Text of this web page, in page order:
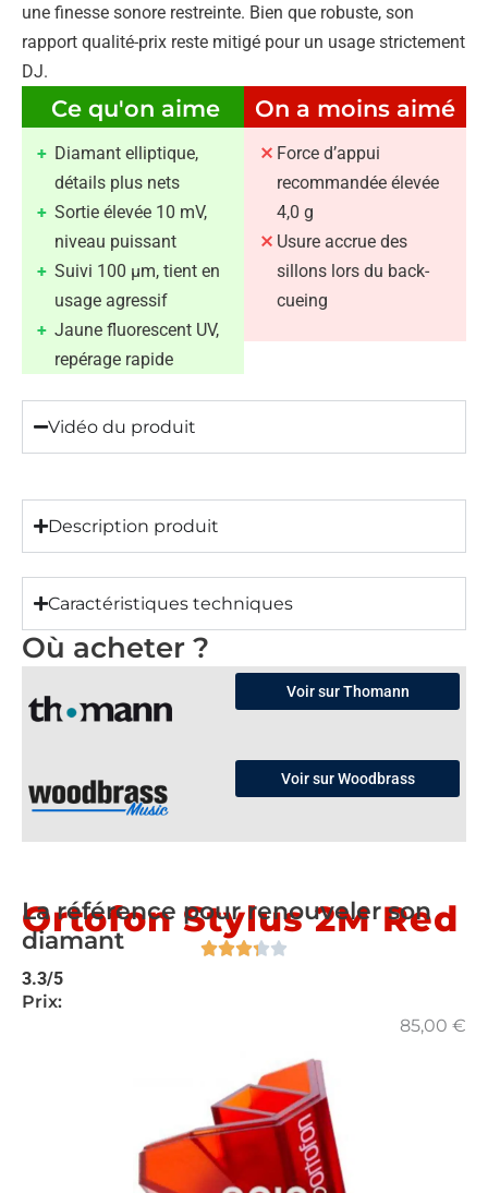
une finesse sonore restreinte. Bien que robuste, son
rapport qualité-prix reste mitigé pour un usage strictement
DJ.
Ce qu'on aime
Diamant elliptique,
détails plus nets
Sortie élevée 10 mV,
niveau puissant
Suivi 100 µm, tient en
usage agressif
Jaune fluorescent UV,
repérage rapide
On a moins aimé
Force d’appui
recommandée élevée
4,0 g
Usure accrue des
sillons lors du back-
cueing
Vidéo du produit
Description produit
Caractéristiques techniques
Où acheter ?
Voir sur Thomann
Voir sur Woodbrass
Ortofon Stylus 2M Red
La référence pour renouveler son
diamant
3.3/5
Prix:
85,00 €